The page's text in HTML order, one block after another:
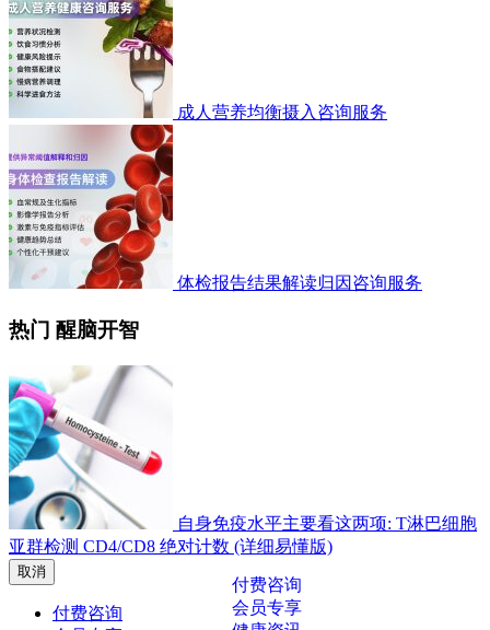
成人营养均衡摄入咨询服务
体检报告结果解读归因咨询服务
热门 醒脑开智
自身免疫水平主要看这两项: T淋巴细胞
亚群检测 CD4/CD8 绝对计数 (详细易懂版)
取消
付费咨询
付费咨询
会员专享